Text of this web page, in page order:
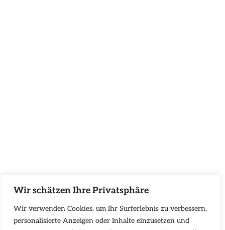
Wir schätzen Ihre Privatsphäre
Wir verwenden Cookies, um Ihr Surferlebnis zu verbessern,
personalisierte Anzeigen oder Inhalte einzusetzen und